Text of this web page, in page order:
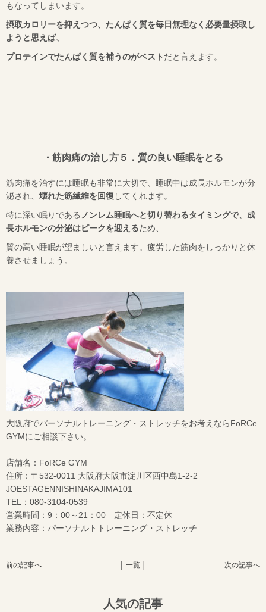
もなってしまいます。
摂取カロリーを抑えつつ、たんぱく質を毎日無理なく必要量摂取し
ようと思えば、
プロテインでたんぱく質を補うのがベスト だと言えます。
・筋肉痛の治し方５．質の良い睡眠をとる
筋肉痛を治すには睡眠も非常に大切で、睡眠中は成長ホルモンが分
泌され、 壊れた筋繊維を回復 してくれます。
特に深い眠りである ノンレム睡眠へと切り替わるタイミングで、成
長ホルモンの分泌はピークを迎えるため、
質の高い睡眠が望ましいと言えます。疲労した筋肉をしっかりと休
養させましょう。
大阪府でパーソナルトレーニング・ストレッチをお考えならFoRCe
GYMにご相談下さい。
店舗名：FoRCe GYM
住所：〒532-0011 大阪府大阪市淀川区西中島1-2-2
JOESTAGENNISHINAKAJIMA101
TEL：080-3104-0539
営業時間：9：00～21：00 定休日：不定休
業務内容：パーソナルトトレーニング・ストレッチ
前の記事へ 次の記事へ
│ 一覧 │
人気の記事